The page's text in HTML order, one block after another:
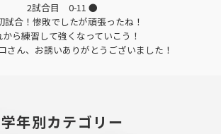
2試合目 0-11 ●
試合！惨敗でしたが頑張ったね！
から練習して強くなっていこう！
さん、お誘いありがとうございました！
学年別カテゴリー